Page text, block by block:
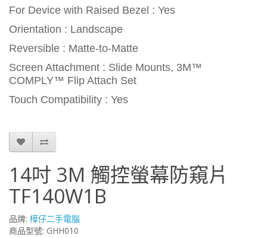
For Device with Raised Bezel : Yes
Orientation : Landscape
Reversible : Matte-to-Matte
Screen Attachment : Slide Mounts, 3M™
COMPLY™ Flip Attach Set
Touch Compatibility : Yes
14吋 3M 觸控螢幕防窺片
TF140W1B
品牌: 樺仔二手電腦
商品型號: GHH010